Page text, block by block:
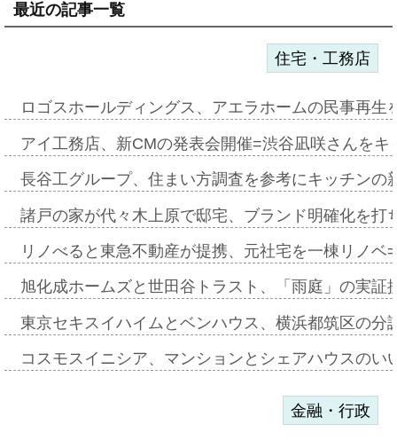
最近の記事一覧
住宅・工務店
ロゴスホールディングス、アエラホームの民事再
アイ工務店、新CMの発表会開催=渋谷凪咲さんを
長谷工グループ、住まい方調査を参考にキッチン
諸戸の家が代々木上原で邸宅、ブランド明確化を
リノべると東急不動産が提携、元社宅を一棟リノ
旭化成ホームズと世田谷トラスト、「雨庭」の実
東京セキスイハイムとベンハウス、横浜都筑区の
コスモスイニシア、マンションとシェアハウスの
金融・行政